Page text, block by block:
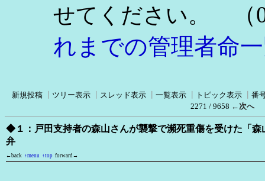
せてください。
（
れまでの管理者命
新規投稿 ツリー表示 スレッド表示 一覧表示 トピック表示
番
2271 / 9658 ←次へ
◆１：戸田支持者の森山さんが襲撃で瀕死重傷を受けた「森
弁
←back ↑menu ↑top forward→